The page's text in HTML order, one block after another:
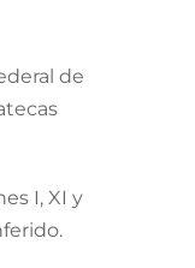
de
I, XI y